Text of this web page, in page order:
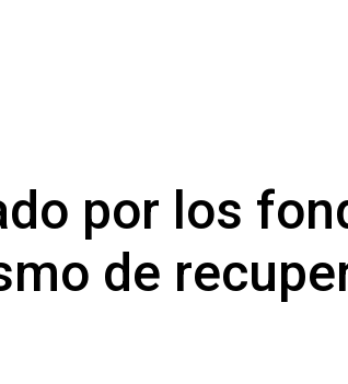
por los
de